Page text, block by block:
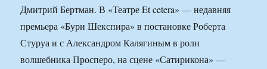
Дмитрий Бертман. В «Театре Et cetera» — недавняя
премьера «Бури Шекспира» в постановке Роберта
Стуруа и с Александром Калягиным в роли
волшебника Просперо, на сцене «Сатирикона» —